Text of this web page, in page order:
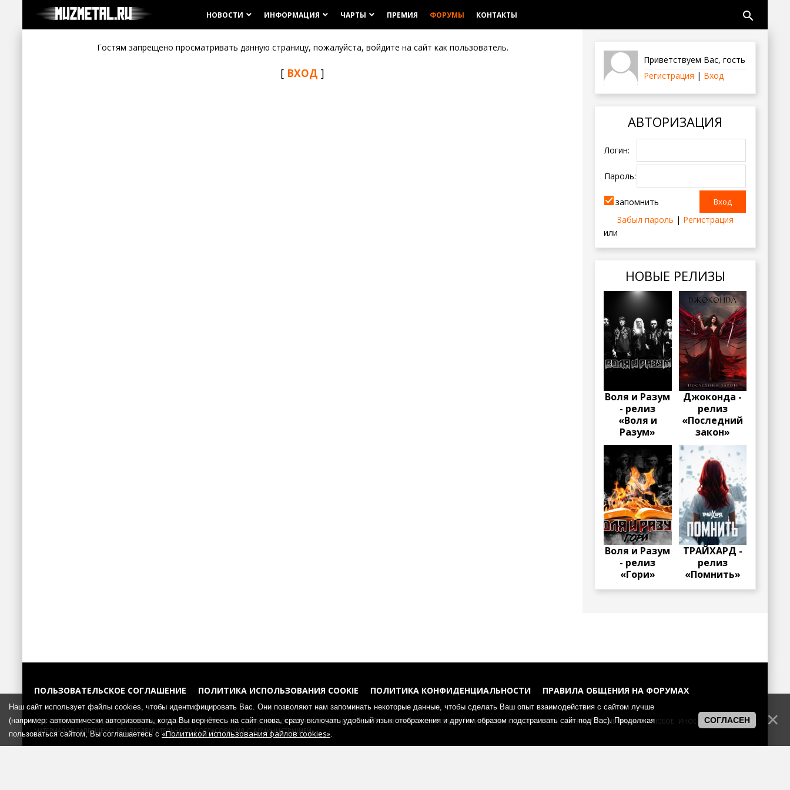
НОВОСТИ keyboard_arrow_down ИНФОРМАЦИЯ keyboard_arrow_down ЧАРТЫ keyboard_arrow_down ПРЕМИЯ ФОРУМЫ КОНТАКТЫ search
Гостям запрещено просматривать данную страницу, пожалуйста, войдите на сайт как пользователь.
[ ВХОД ]
Приветствуем Вас, гость
Регистрация | Вход
АВТОРИЗАЦИЯ
Логин:
Пароль:
запомнить
Забыл пароль | Регистрация
или
НОВЫЕ РЕЛИЗЫ
Воля и Разум
- релиз
«Воля и
Разум»
Джоконда -
релиз
«Последний
закон»
Воля и Разум
- релиз
«Гори»
ТРАЙХАРД -
релиз
«Помнить»
ПОЛЬЗОВАТЕЛЬСКОЕ СОГЛАШЕНИЕ ПОЛИТИКА ИСПОЛЬЗОВАНИЯ COOKIE ПОЛИТИКА КОНФИДЕНЦИАЛЬНОСТИ ПРАВИЛА ОБЩЕНИЯ НА ФОРУМАХ
Использование любых материалов портала возможно без согласования с администрацией при наличии активной гиперссылки на портал:https://muzmetal.ru- любое иное использование
материалов запрещено без предварительного согласования с администрацией.
Наш сайт использует файлы cookies, чтобы идентифицировать Вас. Они позволяют нам запоминать некоторые данные, чтобы сделать Ваш опыт взаимодействия с сайтом лучше
(например: автоматически авторизовать, когда Вы вернётесь на сайт снова, сразу включать удобный язык отображения и другим образом подстраивать сайт под Вас). Продолжая
пользоваться сайтом, Вы соглашаетесь с«Политикой использования файлов cookies».
СОГЛАСЕН